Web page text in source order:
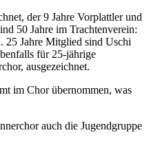
der 9 Jahre Vorplattler und
50 Jahre im Trachtenverein:
25 Jahre Mitglied sind Uschi
für 25-jährige
ausgezeichnet.
im Chor übernommen, was
auch die Jugendgruppe